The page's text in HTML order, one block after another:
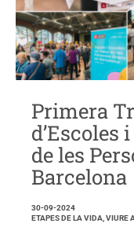
Primera
d’Escoles
de les
Barcelona
30-09-2024
ETAPES DE LA VIDA, VIURE